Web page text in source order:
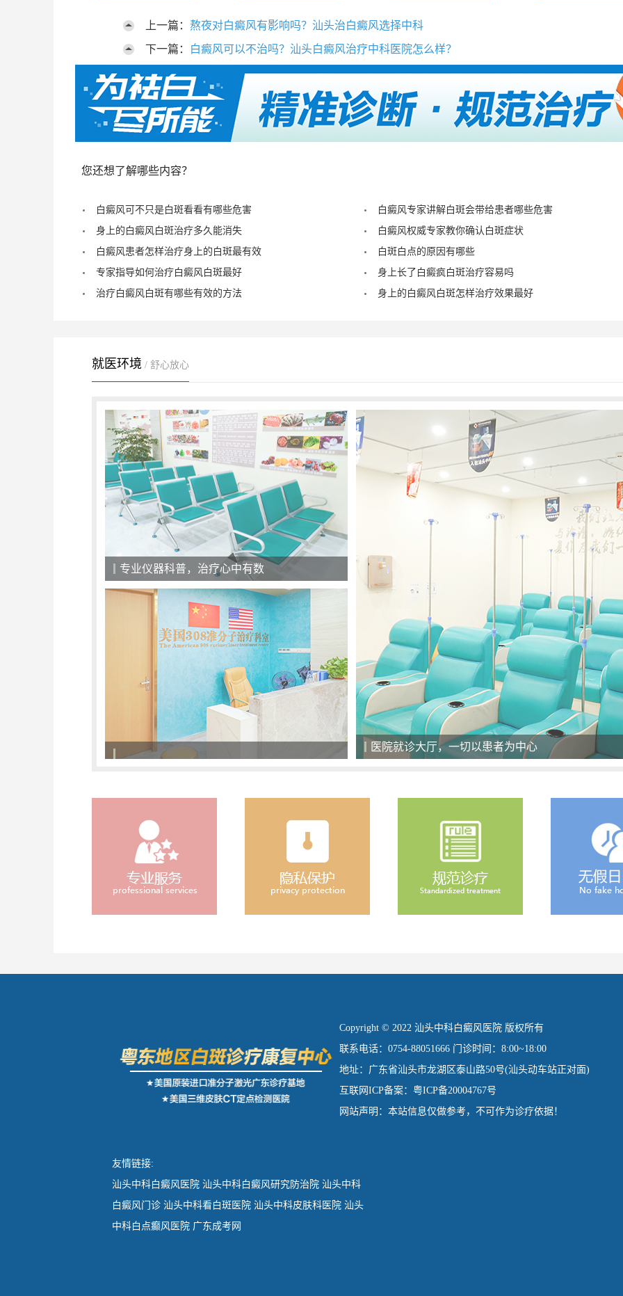
上一篇： 熬夜对白癜风有影响吗？汕头治白癜风选择中科
下一篇：
白癜风可以不治吗？汕头白癜风治疗中科医院怎么样？
您还想了解哪些内容？
白癜风可不只是白斑看看有哪些危害
白癜风专家讲解白斑会带给患者哪些危害
身上的白癜风白斑治疗多久能消失
白癜风权威专家教你确认白斑症状
白癜风患者怎样治疗身上的白斑最有效
白斑白点的原因有哪些
专家指导如何治疗白癜风白斑最好
身上长了白癜疯白斑治疗容易吗
治疗白癜风白斑有哪些有效的方法
身上的白癜风白斑怎样治疗效果最好
就医环境 / 舒心放心
专业仪器科普，治疗心中有数
医院就诊大厅，一切以患者为中心
Copyright © 2022 汕头中科白癜风医院 版权所有
联系电话：0754-88051666 门诊时间：8:00~18:00
地址：广东省汕头市龙湖区泰山路50号(汕头动车站正对面)
互联网ICP备案：粤ICP备20004767号
网站声明：本站信息仅做参考，不可作为诊疗依据！
友情链接:
汕头中科白癜风医院 汕头中科白癜风研究防治院 汕头中科
白癜风门诊 汕头中科看白斑医院 汕头中科皮肤科医院 汕头
中科白点癫风医院 广东成考网